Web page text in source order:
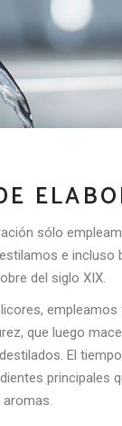
sólo
e incluso
del siglo XIX.
que luego
El
principales
aromas.